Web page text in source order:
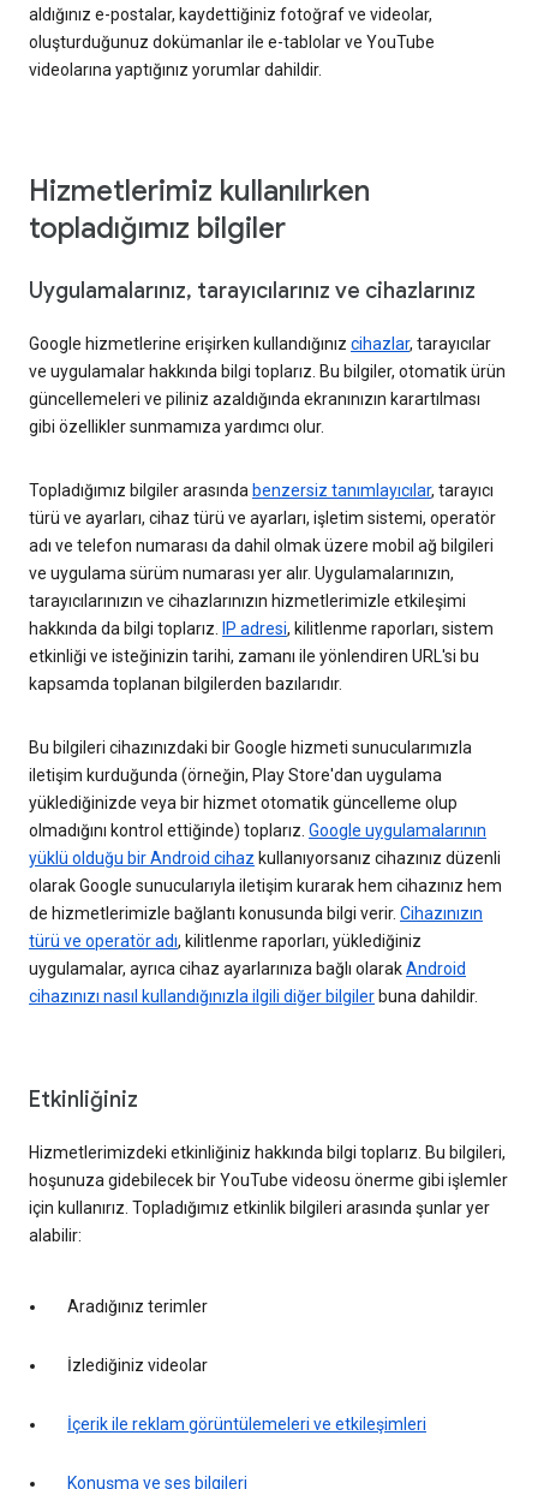
aldığınız e-postalar, kaydettiğiniz fotoğraf ve videolar,
oluşturduğunuz dokümanlar ile e-tablolar ve YouTube
videolarına yaptığınız yorumlar dahildir.
Hizmetlerimiz kullanılırken
topladığımız bilgiler
Uygulamalarınız, tarayıcılarınız ve cihazlarınız
Google hizmetlerine erişirken kullandığınız cihazlar, tarayıcılar
ve uygulamalar hakkında bilgi toplarız. Bu bilgiler, otomatik ürün
güncellemeleri ve piliniz azaldığında ekranınızın karartılması
gibi özellikler sunmamıza yardımcı olur.
Topladığımız bilgiler arasında benzersiz tanımlayıcılar, tarayıcı
türü ve ayarları, cihaz türü ve ayarları, işletim sistemi, operatör
adı ve telefon numarası da dahil olmak üzere mobil ağ bilgileri
ve uygulama sürüm numarası yer alır. Uygulamalarınızın,
tarayıcılarınızın ve cihazlarınızın hizmetlerimizle etkileşimi
hakkında da bilgi toplarız. IP adresi, kilitlenme raporları, sistem
etkinliği ve isteğinizin tarihi, zamanı ile yönlendiren URL'si bu
kapsamda toplanan bilgilerden bazılarıdır.
Bu bilgileri cihazınızdaki bir Google hizmeti sunucularımızla
iletişim kurduğunda (örneğin, Play Store'dan uygulama
yüklediğinizde veya bir hizmet otomatik güncelleme olup
olmadığını kontrol ettiğinde) toplarız. Google uygulamalarının
yüklü olduğu bir Android cihaz kullanıyorsanız cihazınız düzenli
olarak Google sunucularıyla iletişim kurarak hem cihazınız hem
de hizmetlerimizle bağlantı konusunda bilgi verir. Cihazınızın
türü ve operatör adı, kilitlenme raporları, yüklediğiniz
uygulamalar, ayrıca cihaz ayarlarınıza bağlı olarakAndroid
cihazınızı nasıl kullandığınızla ilgili diğer bilgiler buna dahildir.
Etkinliğiniz
Hizmetlerimizdeki etkinliğiniz hakkında bilgi toplarız. Bu bilgileri,
hoşunuza gidebilecek bir YouTube videosu önerme gibi işlemler
için kullanırız. Topladığımız etkinlik bilgileri arasında şunlar yer
alabilir:
Aradığınız terimler
İzlediğiniz videolar
İçerik ile reklam görüntülemeleri ve etkileşimleri
Konuşma ve ses bilgileri